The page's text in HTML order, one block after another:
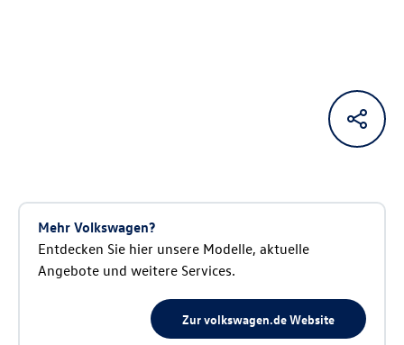
Mehr Volkswagen?
Entdecken Sie hier unsere Modelle, aktuelle
Angebote und weitere Services.
Zur volkswagen.de Website